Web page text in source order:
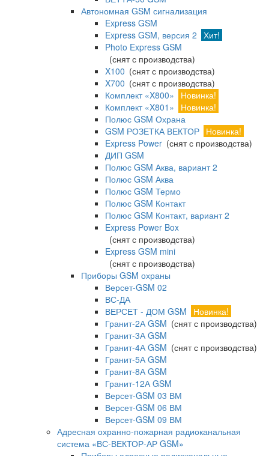
Автономная GSM сигнализация
Express GSM
Express GSM, версия 2 Хит!
Photo Express GSM
(снят с производства)
X100 (снят с производства)
X700 (снят с производства)
Комплект «X800»
Новинка!
Комплект «X801»
Новинка!
Полюс GSM Охрана
GSM РОЗЕТКА ВЕКТОР Новинка!
Express Power (снят с производства)
ДИП GSM
Полюс GSM Аква, вариант 2
Полюс GSM Аква
Полюс GSM Термо
Полюс GSM Контакт
Полюс GSM Контакт, вариант 2
Express Power Box
(снят с производства)
Express GSM mini
(снят с производства)
Приборы GSM охраны
Версет-GSM 02
ВС-ДА
ВЕРСЕТ - ДОМ GSM
Новинка!
Гранит-2А GSM (снят с производства)
Гранит-3А GSM
Гранит-4А GSM (снят с производства)
Гранит-5А GSM
Гранит-8А GSM
Гранит-12А GSM
Версет-GSM 03 ВМ
Версет-GSM 06 ВМ
Версет-GSM 09 ВМ
Адресная охранно-пожарная радиоканальная
система «ВС-ВЕКТОР-АР GSM»